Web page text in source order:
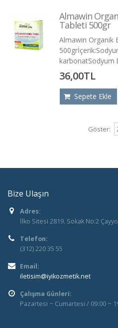
Almawin
Tableti 500gr
Almawin Organik
karbonatSodyum
36,00TL
Sepete Ekle
Göster:
Bize Ulaşın
Adres:
İlko Sitesi 2819. Sokak No:2
Telefon:
(312) 220 35 55
Email:
iletisim@iyikozmetik.net
Çalışma Günleri:
Pazartesi ~ Cumartesi / 09:00 ~